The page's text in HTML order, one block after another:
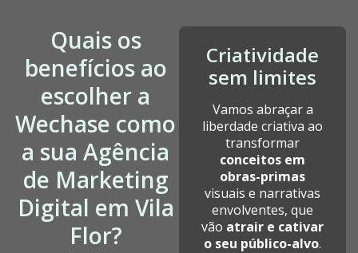
Quais os
benefícios ao
escolher a
Wechase como
a sua Agência
de Marketing
Digital em Vila
Flor?
Criatividade
sem limites
Vamos abraçar a
liberdade criativa ao
transformar
conceitos em
obras-primas
visuais e narrativas
envolventes, que
vão atrair e cativar
o seu público-alvo.